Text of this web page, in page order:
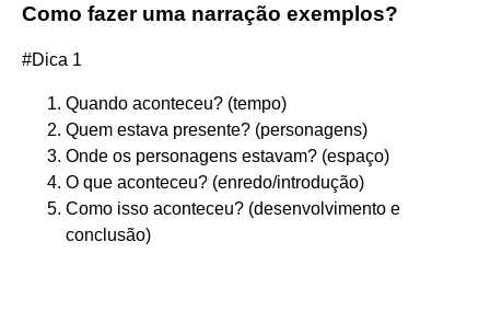
Como fazer uma narração exemplos?
#Dica 1
Quando aconteceu? (tempo)
Quem estava presente? (personagens)
Onde os personagens estavam? (espaço)
O que aconteceu? (enredo/introdução)
Como isso aconteceu? (desenvolvimento e
conclusão)